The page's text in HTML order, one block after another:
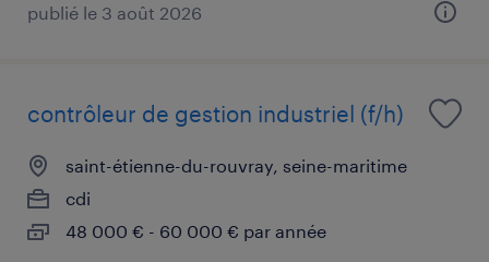
publié le 3 août 2026
contrôleur de gestion industriel (f/h)
saint-étienne-du-rouvray, seine-maritime
cdi
48 000 € - 60 000 € par année